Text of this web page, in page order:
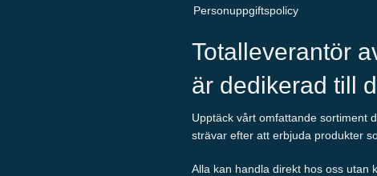
Personuppgiftspolicy
Totalleverantör
är dedikerad till
Upptäck vårt omfattande sortiment
strävar efter att erbjuda produkter
Alla kan handla direkt hos oss utan